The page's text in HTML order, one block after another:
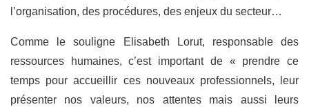
l’organisation, des procédures, des enjeux du secteur…
Comme le souligne Elisabeth Lorut, responsable des
ressources humaines, c’est important de « prendre ce
temps pour accueillir ces nouveaux professionnels, leur
présenter nos valeurs, nos attentes mais aussi leurs